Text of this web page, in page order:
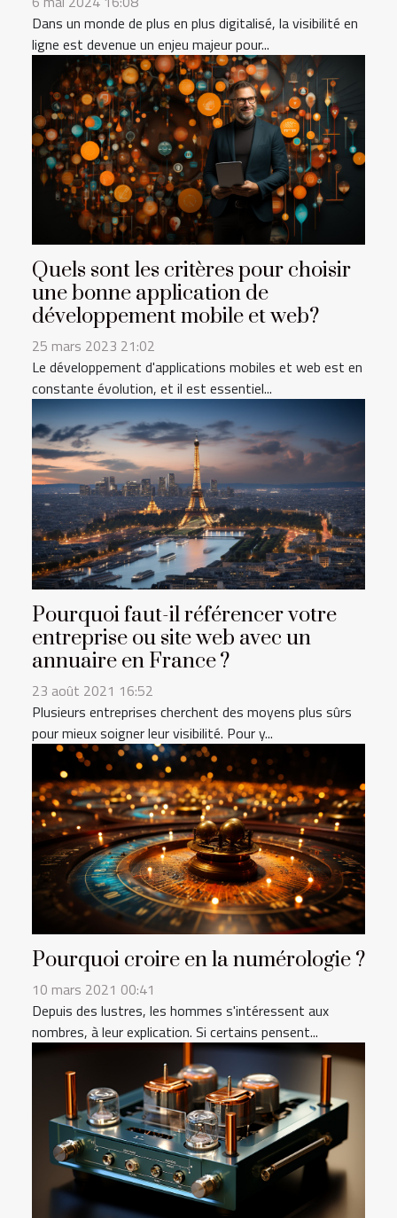
Dans un monde de plus en plus digitalisé, la visibilité en
ligne est devenue un enjeu majeur pour...
Quels sont les critères pour choisir
une bonne application de
développement mobile et web?
25 mars 2023 21:02
Le développement d'applications mobiles et web est en
constante évolution, et il est essentiel...
Pourquoi faut-il référencer votre
entreprise ou site web avec un
annuaire en France ?
23 août 2021 16:52
Plusieurs entreprises cherchent des moyens plus sûrs
pour mieux soigner leur visibilité. Pour y...
Pourquoi croire en la numérologie ?
10 mars 2021 00:41
Depuis des lustres, les hommes s'intéressent aux
nombres, à leur explication. Si certains pensent...